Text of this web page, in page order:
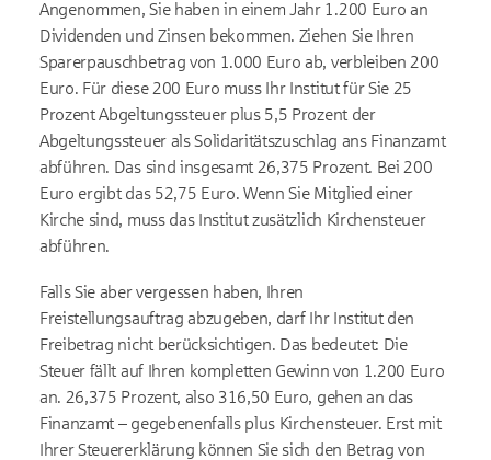
Angenommen, Sie haben in einem Jahr 1.200 Euro an
Dividenden und Zinsen bekommen. Ziehen Sie Ihren
Sparerpauschbetrag von 1.000 Euro ab, verbleiben 200
Euro. Für diese 200 Euro muss Ihr Institut für Sie 25
Prozent Abgeltungssteuer plus 5,5 Prozent der
Abgeltungssteuer als Solidaritätszuschlag ans Finanzamt
abführen. Das sind insgesamt 26,375 Prozent. Bei 200
Euro ergibt das 52,75 Euro. Wenn Sie Mitglied einer
Kirche sind, muss das Institut zusätzlich Kirchensteuer
abführen.
Falls Sie aber vergessen haben, Ihren
Freistellungsauftrag abzugeben, darf Ihr Institut den
Freibetrag nicht berücksichtigen. Das bedeutet: Die
Steuer fällt auf Ihren kompletten Gewinn von 1.200 Euro
an. 26,375 Prozent, also 316,50 Euro, gehen an das
Finanzamt – gegebenenfalls plus Kirchensteuer. Erst mit
Ihrer Steuererklärung können Sie sich den Betrag von